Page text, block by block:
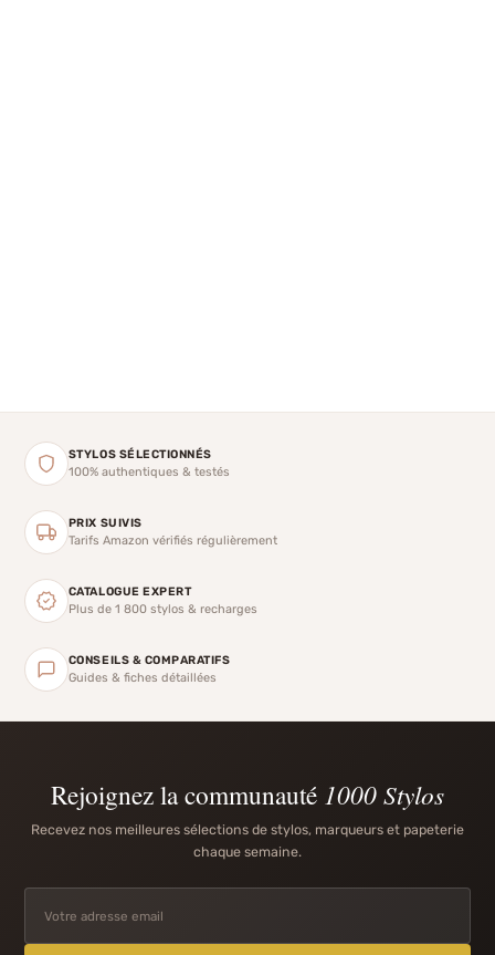
STYLOS SÉLECTIONNÉS
100% authentiques & testés
PRIX SUIVIS
Tarifs Amazon vérifiés régulièrement
CATALOGUE EXPERT
Plus de 1 800 stylos & recharges
CONSEILS & COMPARATIFS
Guides & fiches détaillées
Rejoignez la communauté 1000 Stylos
Recevez nos meilleures sélections de stylos, marqueurs et papeterie
chaque semaine.